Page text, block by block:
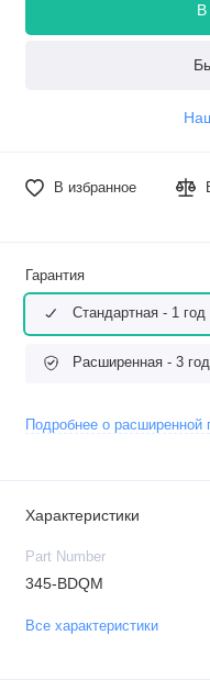
В
В избранное
Гарантия
Стандартная - 1 год
Расширенная - 3
Подробнее о расширенной
Характеристики
Part Number
345-BDQM
Все характеристики